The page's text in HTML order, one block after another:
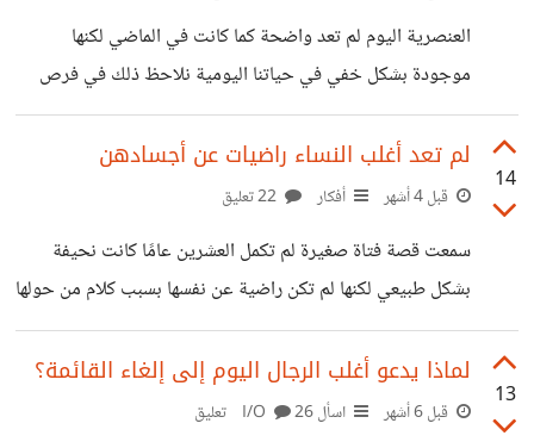
وواصل الكل يومه كأن شيئًا لم يكن" "وفي مشهد آخر أب ينهال
على ابنته الصغيرة ضربًا مبرحًا في
العنصرية اليوم لم تعد واضحة كما كانت في الماضي لكنها
موجودة بشكل خفي في حياتنا اليومية نلاحظ ذلك في فرص
العمل التعليم أو حتى التعاملات الاجتماعية أحيانًا يُرفض شخص
بسبب أصله أو لونه بطريقة غير مباشرة أو يُحاسب أكثر من
الآخرين لنفس الأخطاء بعض الشركات تُفضل المتقدمين من
المناطق أو الأعراق يُحرمون من فرص المنح أو الأنشطة المميزة
أيضًا التعليقات الساخرة أو السلوكيات الصغيرة تقلل من قيمة
شخص بناءً على أصله
14
لم تعد أغلب النساء راضيات عن أجسادهن
قبل 4 أشهر أفكار
سمعت قصة فتاة صغيرة لم تكمل العشرين عامًا كانت نحيفة
بشكل طبيعي لكنها لم تكن راضية عن نفسها بسبب كلام من حولها
وشعورها الدائم بأنها ليست جميلة. فبدأت تستخدم كريمات
مجهولة المصدر وأدوية لزيادة الوزن وتكبير الصدر دون استشارة
طبيب فقط بناءً على نصائح صديقاتها وإعلانات على الإنترنت.
13
لماذا يدعو أغلب الرجال اليوم إلى إلغاء القائمة؟
قبل 6 أشهر اسأل I/O26 تعليق